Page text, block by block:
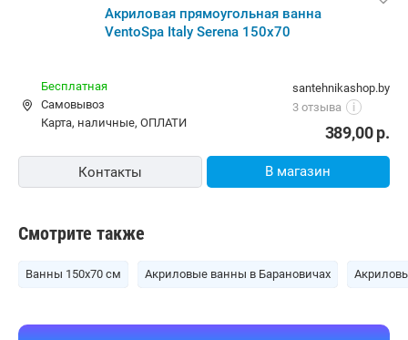
Акриловая прямоугольная ванна
VentoSpa Italy Serena 150х70
santehnikashop.by
3 отзыва
i
Бесплатная
Самовывоз
карта, наличные, ОПЛАТИ
389,00р.
Контакты В магазин
Смотрите также
Ванны 150х70 см Акриловые ванны в Барановичах